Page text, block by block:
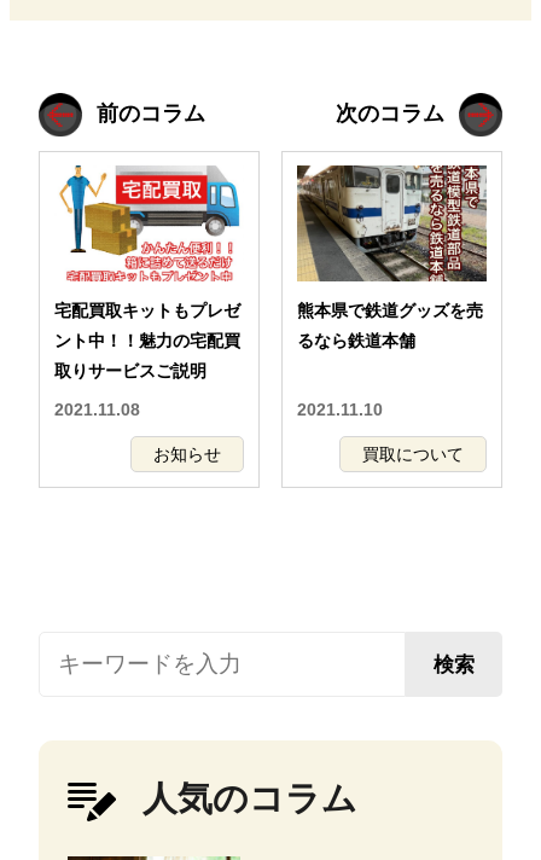
前のコラム
宅配買取キットもプレゼ
ント中！！魅力の宅配買
取りサービスご説明
2021.11.08
お知らせ
次のコラム
熊本県で鉄道グッズを売
るなら鉄道本舗
2021.11.10
買取について
検索
人気のコラム